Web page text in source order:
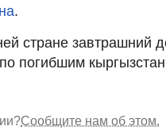
.
стране завтрашний
по погибшим
Сообщите нам об этом.